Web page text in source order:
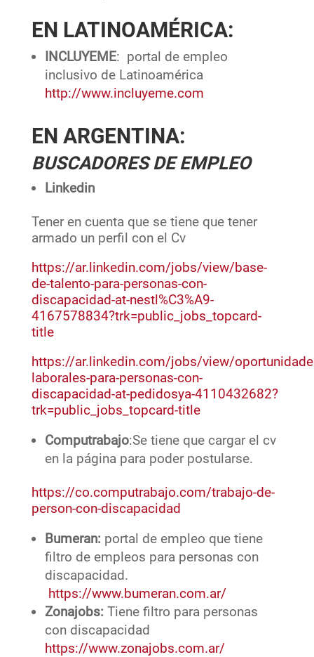
EN LATINOAMÉRICA:
INCLUYEME: portal de empleo
inclusivo de Latinoamérica
http://www.incluyeme.com
EN ARGENTINA:
BUSCADORES DE EMPLEO
Linkedin
Tener en cuenta que se tiene que tener
armado un perfil con el Cv
https://ar.linkedin.com/jobs/view/base-
de-talento-para-personas-con-
discapacidad-at-nestl%C3%A9-
4167578834?trk=public_jobs_topcard-
title
https://ar.linkedin.com/jobs/view/
laborales-para-personas-con-
discapacidad-at-pedidosya-4110432682?
trk=public_jobs_topcard-title
Computrabajo:Se tiene que cargar el cv
en la página para poder postularse.
https://co.computrabajo.com/trabajo-de-
person-con-discapacidad
Bumeran: portal de empleo que tiene
filtro de empleos para personas con
discapacidad.
https://www.bumeran.com.ar/
Zonajobs: Tiene filtro para personas
con discapacidad
https://www.zonajobs.com.ar/